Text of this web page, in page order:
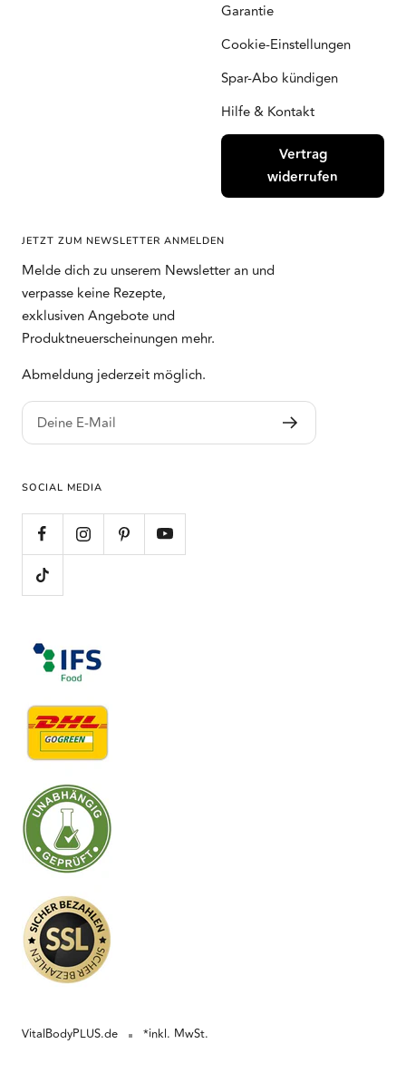
Garantie
Cookie-Einstellungen
Spar-Abo kündigen
Hilfe & Kontakt
Vertrag
widerrufen
JETZT ZUM NEWSLETTER ANMELDEN
Melde dich zu unserem Newsletter an und
verpasse keine Rezepte,
exklusiven Angebote und
Produktneuerscheinungen mehr.
Abmeldung jederzeit möglich.
Deine E-Mail
SOCIAL MEDIA
VitalBodyPLUS.de *inkl. MwSt.